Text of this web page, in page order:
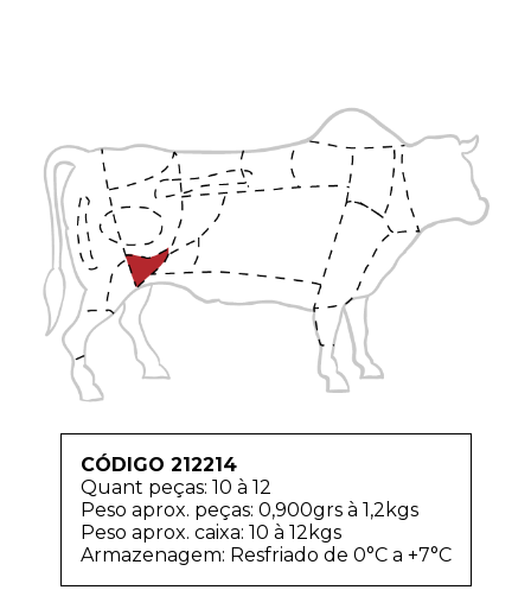
CÓDIGO 212214
Quant peças: 10 à 12
Peso aprox. peças: 0,900grs à 1,2kgs
Peso aprox. caixa: 10 à 12kgs
Armazenagem: Resfriado de 0°C a +7°C